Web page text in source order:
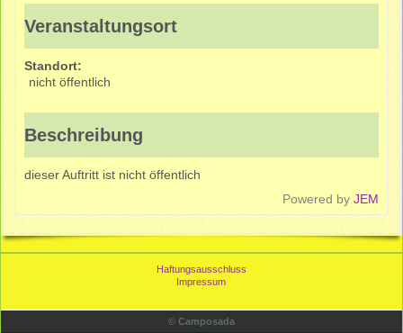
Veranstaltungsort
Standort:
nicht öffentlich
Beschreibung
dieser Auftritt ist nicht öffentlich
Powered byJEM
Haftungsausschluss
Impressum
© Camposada